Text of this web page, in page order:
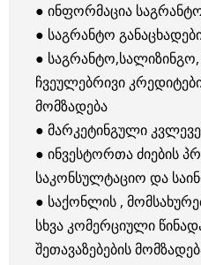
● ინფორმაცია
● საგრანტო
●
ჩვეულებრივი
მომზადება
● მარკეტინგული
● ინვესტორთა ძიების
საკონსულტაციო და
● საქონლის ,
სხვა კომერციული
შეთავაზებების